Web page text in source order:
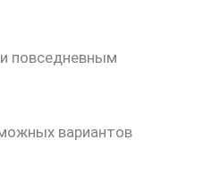
повседневным
вариантов